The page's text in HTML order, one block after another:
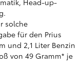
Head-up-
solche
für den Prius
und 2,1 Liter Benzin
von 49 Gramm* je